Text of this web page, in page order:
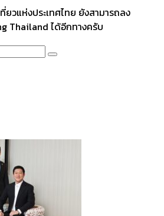
ยวแห่งประเทศไทย ยังสามารถลง
Thailand ได้อีกทางครับ